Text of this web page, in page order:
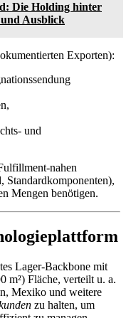
Die Holding hinter
Ausblick
Exporten):
und
nahen
Standardkomponenten),
Mengen benötigen.
Lager-Backbone mit
m²) Fläche, verteilt u. a.
Mexiko und weitere
zu halten, um